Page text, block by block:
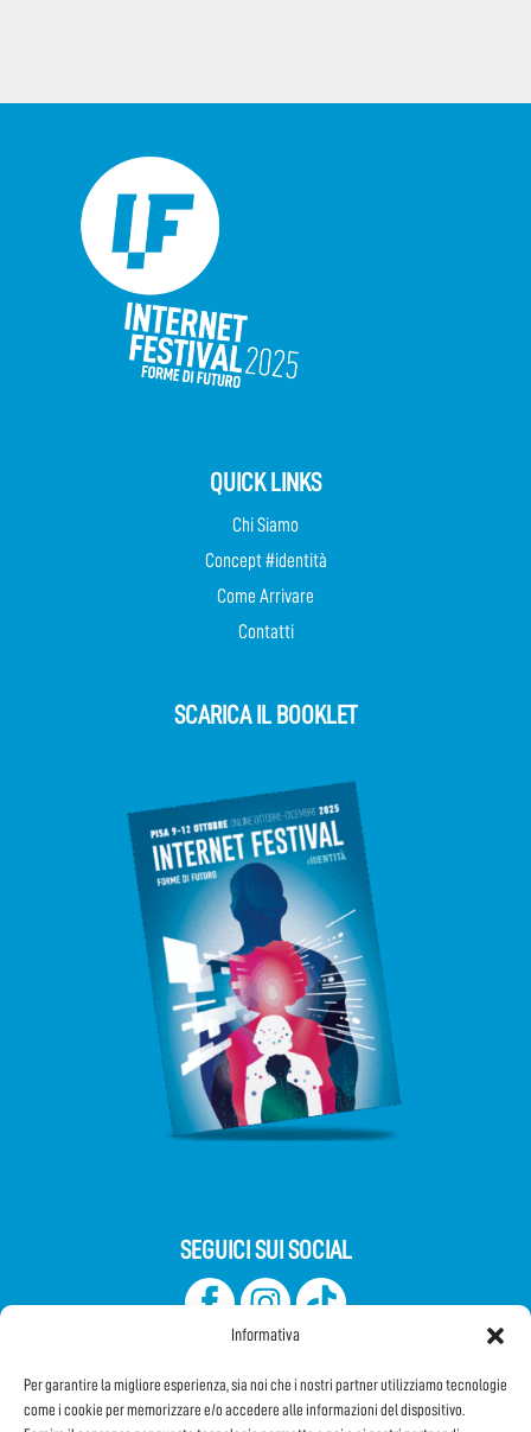
Informativa
Per garantire la migliore esperienza, sia noi che i nostri partner utilizziamo tecnologie
come i cookie per memorizzare e/o accedere alle informazioni del dispositivo.
QUICK LINKS
Chi Siamo
Concept #identità
Come Arrivare
Contatti
SCARICA IL BOOKLET
SEGUICI SUI SOCIAL